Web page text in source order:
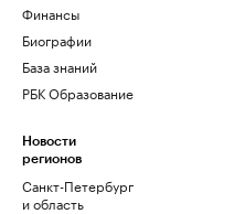
Финансы
Биографии
База знаний
РБК Образование
Новости
регионов
Санкт-Петербург
и область